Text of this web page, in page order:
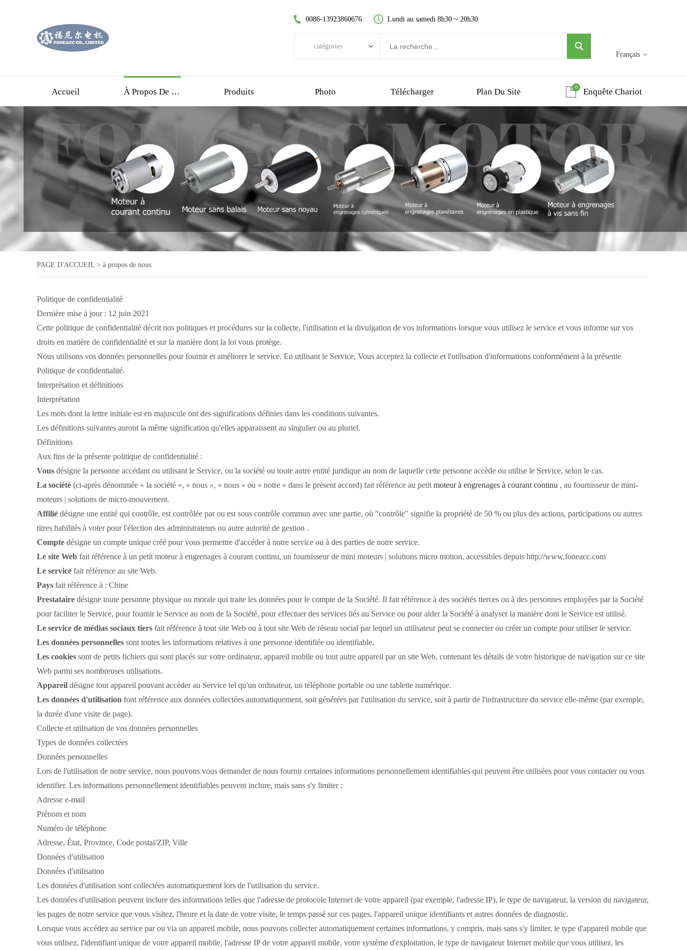
Français
0086-13923860676 Lundi au samedi 8h30 ~ 20h30
catégories
moteur à engrenage droit
moteur cc brossé
moteur sans balai sans noyau
motoréducteur planétaire
motoréducteur en plastique
motoréducteur à vis sans fin
Accueil À Propos De Nous Produits Photo Télécharger Plan Du Site Enquête Chariot
0
PAGE D'ACCUEIL > à propos de nous
Politique de confidentialité
Dernière mise à jour : 12 juin 2021
Cette politique de confidentialité décrit nos politiques et procédures sur la collecte, l'utilisation et la divulgation de vos informations lorsque vous utilisez le service et vous informe sur vos
droits en matière de confidentialité et sur la manière dont la loi vous protège.
Nous utilisons vos données personnelles pour fournir et améliorer le service. En utilisant le Service, Vous acceptez la collecte et l'utilisation d'informations conformément à la présente
Politique de confidentialité.
Interprétation et définitions
Interprétation
Les mots dont la lettre initiale est en majuscule ont des significations définies dans les conditions suivantes.
Les définitions suivantes auront la même signification qu'elles apparaissent au singulier ou au pluriel.
Définitions
Aux fins de la présente politique de confidentialité :
Vous désigne la personne accédant ou utilisant le Service, ou la société ou toute autre entité juridique au nom de laquelle cette personne accède ou utilise le Service, selon le cas.
La société (ci-après dénommée « la société », « nous », « nous » ou « notre » dans le présent accord) fait référence au petit moteur à engrenages à courant continu , au fournisseur de mini-
moteurs | solutions de micro-mouvement.
Affilié désigne une entité qui contrôle, est contrôlée par ou est sous contrôle commun avec une partie, où "contrôle" signifie la propriété de 50 % ou plus des actions, participations ou autres
titres habilités à voter pour l'élection des administrateurs ou autre autorité de gestion .
Compte désigne un compte unique créé pour vous permettre d'accéder à notre service ou à des parties de notre service.
Le site Web fait référence à un petit moteur à engrenages à courant continu, un fournisseur de mini moteurs | solutions micro motion, accessibles depuis http://www.foneacc.com
Le service fait référence au site Web.
Pays fait référence à : Chine
Prestataire désigne toute personne physique ou morale qui traite les données pour le compte de la Société. Il fait référence à des sociétés tierces ou à des personnes employées par la Société
pour faciliter le Service, pour fournir le Service au nom de la Société, pour effectuer des services liés au Service ou pour aider la Société à analyser la manière dont le Service est utilisé.
Le service de médias sociaux tiers fait référence à tout site Web ou à tout site Web de réseau social par lequel un utilisateur peut se connecter ou créer un compte pour utiliser le service.
Les données personnelles sont toutes les informations relatives à une personne identifiée ou identifiable.
Les cookies sont de petits fichiers qui sont placés sur votre ordinateur, appareil mobile ou tout autre appareil par un site Web, contenant les détails de votre historique de navigation sur ce site
Web parmi ses nombreuses utilisations.
Appareil désigne tout appareil pouvant accéder au Service tel qu'un ordinateur, un téléphone portable ou une tablette numérique.
Les données d'utilisation font référence aux données collectées automatiquement, soit générées par l'utilisation du service, soit à partir de l'infrastructure du service elle-même (par exemple,
la durée d'une visite de page).
Collecte et utilisation de vos données personnelles
Types de données collectées
Données personnelles
Lors de l'utilisation de notre service, nous pouvons vous demander de nous fournir certaines informations personnellement identifiables qui peuvent être utilisées pour vous contacter ou vous
identifier. Les informations personnellement identifiables peuvent inclure, mais sans s'y limiter :
Adresse e-mail
Prénom et nom
Numéro de téléphone
Adresse, État, Province, Code postal/ZIP, Ville
Données d'utilisation
Données d'utilisation
Les données d'utilisation sont collectées automatiquement lors de l'utilisation du service.
Les données d'utilisation peuvent inclure des informations telles que l'adresse de protocole Internet de votre appareil (par exemple, l'adresse IP), le type de navigateur, la version du navigateur,
les pages de notre service que vous visitez, l'heure et la date de votre visite, le temps passé sur ces pages, l'appareil unique identifiants et autres données de diagnostic.
Lorsque vous accédez au service par ou via un appareil mobile, nous pouvons collecter automatiquement certaines informations, y compris, mais sans s'y limiter, le type d'appareil mobile que
vous utilisez, l'identifiant unique de votre appareil mobile, l'adresse IP de votre appareil mobile, votre système d'exploitation, le type de navigateur Internet mobile que vous utilisez, les